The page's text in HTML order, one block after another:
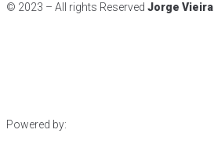
© 2023 – All rights Reserved Jorge Vieira
Powered by: